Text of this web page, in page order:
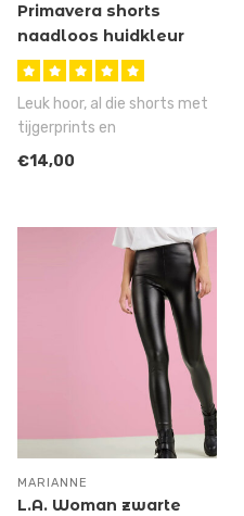
Primavera shorts
naadloos huidkleur
Leuk hoor, al die shorts met
tijgerprints en
slangenmotief, maar wat
€14,00
MARIANNE
L.A. Woman zwarte